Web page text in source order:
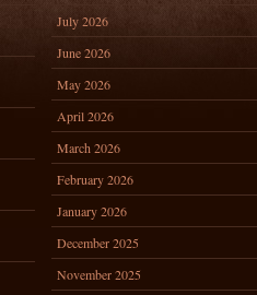
July 2026
June 2026
May 2026
April 2026
March 2026
February 2026
January 2026
December 2025
November 2025